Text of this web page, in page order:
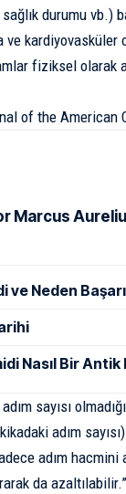
durumu
ve
fiziksel
of the American
Marcus
ve Neden
Nasıl Bir
sayısı
adım
adım hacmini
da azaltılabilir.”